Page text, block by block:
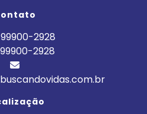
99900-2928
99900-2928